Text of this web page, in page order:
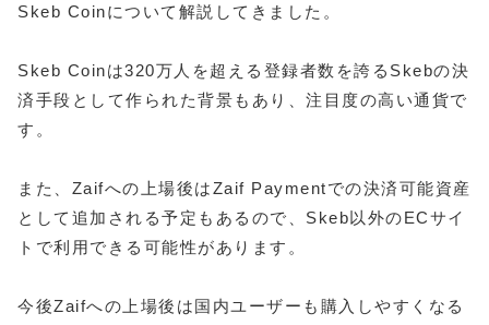
Skeb Coinについて解説してきました。
Skeb Coinは320万人を超える登録者数を誇るSkebの決
済手段として作られた背景もあり、注目度の高い通貨で
す。
また、Zaifへの上場後はZaif Paymentでの決済可能資産
として追加される予定もあるので、Skeb以外のECサイ
トで利用できる可能性があります。
今後Zaifへの上場後は国内ユーザーも購入しやすくなる